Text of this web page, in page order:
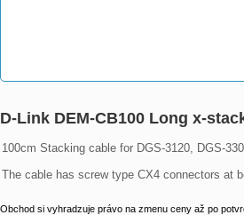
D-Link DEM-CB100 Long x-
100cm Stacking cable for DGS-3120, DGS-
The cable has screw type CX4 connectors at
Obchod si vyhradzuje právo na zmenu ceny až po